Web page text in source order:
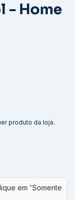
- Home
produto da loja.